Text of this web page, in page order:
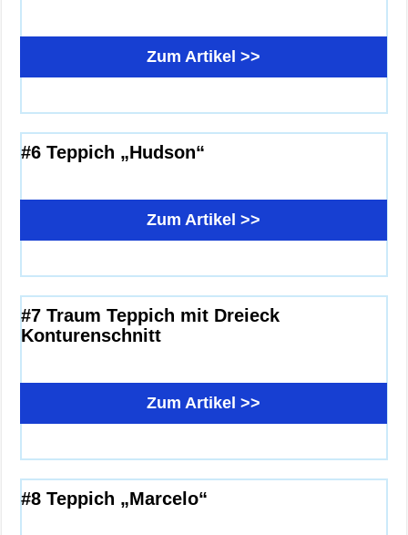
Zum Artikel >>
#6 Teppich „Hudson“
Zum Artikel >>
#7 Traum Teppich mit Dreieck
Konturenschnitt
Zum Artikel >>
#8 Teppich „Marcelo“